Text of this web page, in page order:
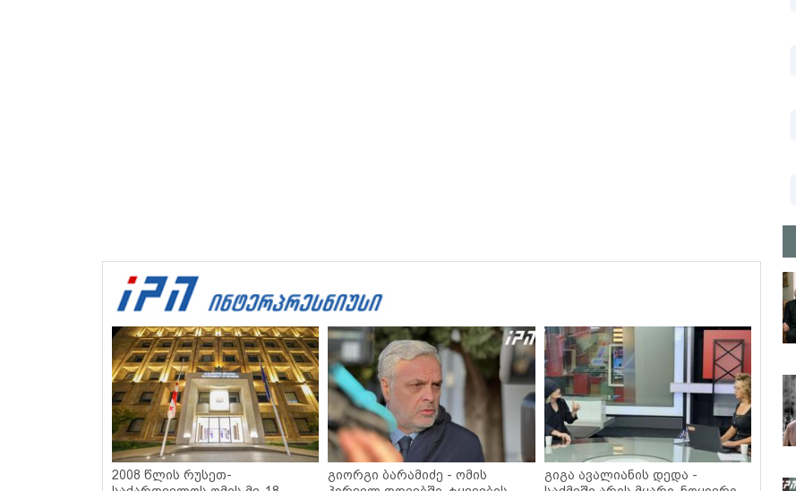
2008 წლის რუსეთ-
გიორგი ბარამიძე - ომის
გიგა ავალიანის დედა -